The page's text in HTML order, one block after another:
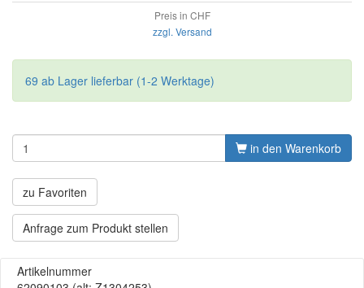
Preis in CHF
zzgl. Versand
69 ab Lager lieferbar (1-2 Werktage)
in den Warenkorb
zu Favoriten
Anfrage zum Produkt stellen
Artikelnummer